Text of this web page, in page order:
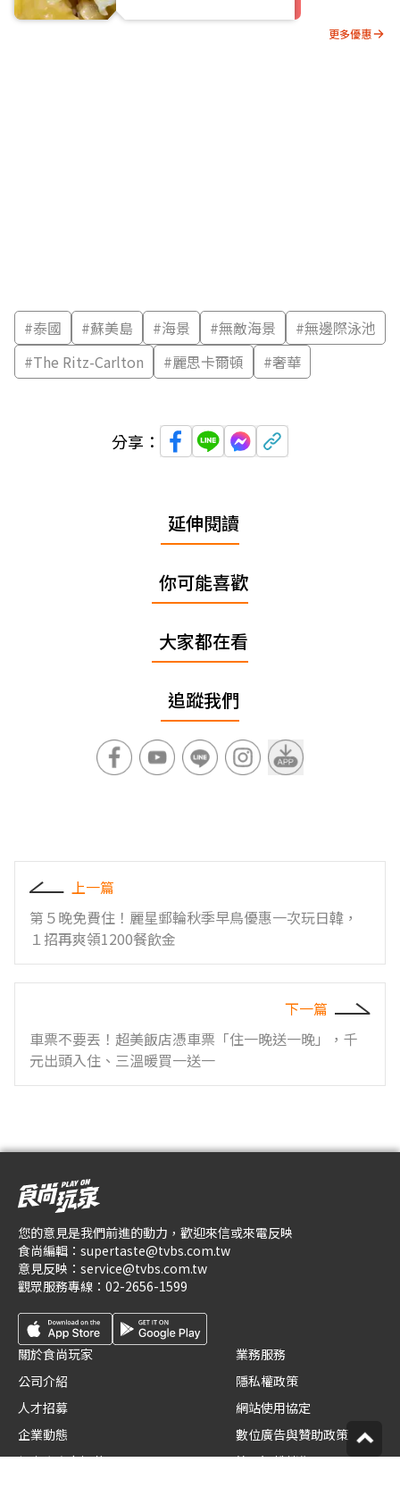
更多優惠
#泰國 #蘇美島 #海景 #無敵海景 #無邊際泳池
#The Ritz-Carlton #麗思卡爾頓 #奢華
分享：
延伸閱讀
你可能喜歡
大家都在看
追蹤我們
上一篇
第５晚免費住！麗星郵輪秋季早鳥優惠一次玩日韓，
１招再爽領1200餐飲金
下一篇
車票不要丟！超美飯店憑車票「住一晚送一晚」，千
元出頭入住、三溫暖買一送一
您的意見是我們前進的動力，歡迎來信或來電反映
食尚編輯： supertaste@tvbs.com.tw
意見反映： service@tvbs.com.tw
觀眾服務專線： 02-2656-1599
關於食尚玩家
公司介紹
人才招募
企業動態
優惠券店家招募
業務服務
隱私權政策
網站使用協定
數位廣告與贊助政策
節目版權銷售